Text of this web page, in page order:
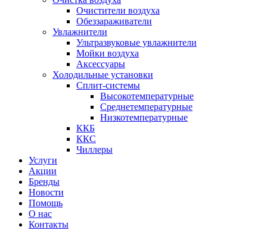
Очистители воздуха
Обеззараживатели
Увлажнители
Ультразвуковые увлажнители
Мойки воздуха
Аксессуары
Холодильные установки
Сплит-системы
Высокотемпературные
Среднетемпературные
Низкотемпературные
ККБ
ККС
Чиллеры
Услуги
Акции
Бренды
Новости
Помощь
О нас
Контакты